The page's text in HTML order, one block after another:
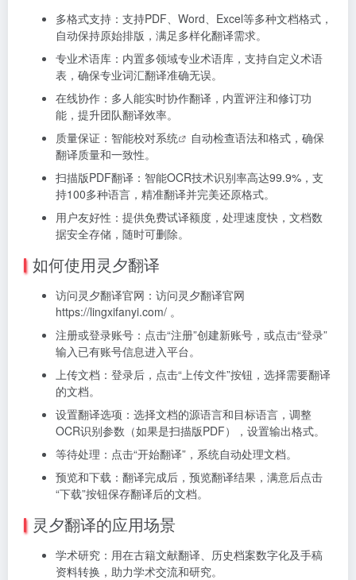
多格式支持：支持PDF、Word、Excel等多种文档格式，
自动保持原始排版，满足多样化翻译需求。
专业术语库：内置多领域专业术语库，支持自定义术语
表，确保专业词汇翻译准确无误。
在线协作：多人能实时协作翻译，内置评注和修订功
能，提升团队翻译效率。
质量保证：智能校对系统
自动检查语法和格式，确保
翻译质量和一致性。
扫描版PDF翻译：智能OCR技术识别率高达99.9%，支
持100多种语言，精准翻译并完美还原格式。
用户友好性：提供免费试译额度，处理速度快，文档数
据安全存储，随时可删除。
如何使用灵夕翻译
访问灵夕翻译官网：访问灵夕翻译官网
https://lingxifanyi.com/ 。
注册或登录账号：点击“注册”创建新账号，或点击“登录”
输入已有账号信息进入平台。
上传文档：登录后，点击“上传文件”按钮，选择需要翻译
的文档。
设置翻译选项：选择文档的源语言和目标语言，调整
OCR识别参数（如果是扫描版PDF），设置输出格式。
等待处理：点击“开始翻译”，系统自动处理文档。
预览和下载：翻译完成后，预览翻译结果，满意后点击
“下载”按钮保存翻译后的文档。
灵夕翻译的应用场景
学术研究：用在古籍文献翻译、历史档案数字化及手稿
资料转换，助力学术交流和研究。